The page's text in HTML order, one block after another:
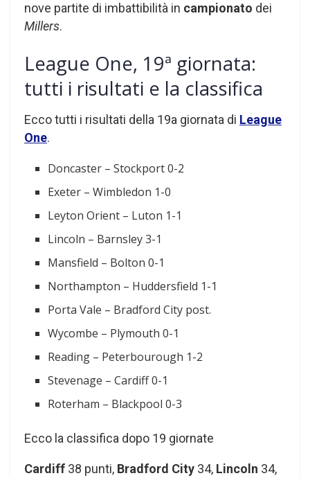
nove partite di imbattibilità in campionato dei
Millers.
League One, 19ª giornata:
tutti i risultati e la classifica
Ecco tutti i risultati della 19a giornata di League
One.
Doncaster – Stockport 0-2
Exeter – Wimbledon 1-0
Leyton Orient – Luton 1-1
Lincoln – Barnsley 3-1
Mansfield – Bolton 0-1
Northampton – Huddersfield 1-1
Porta Vale – Bradford City post.
Wycombe – Plymouth 0-1
Reading – Peterbourough 1-2
Stevenage – Cardiff 0-1
Roterham – Blackpool 0-3
Ecco la classifica dopo 19 giornate
Cardiff 38 punti, Bradford City 34, Lincoln 34,